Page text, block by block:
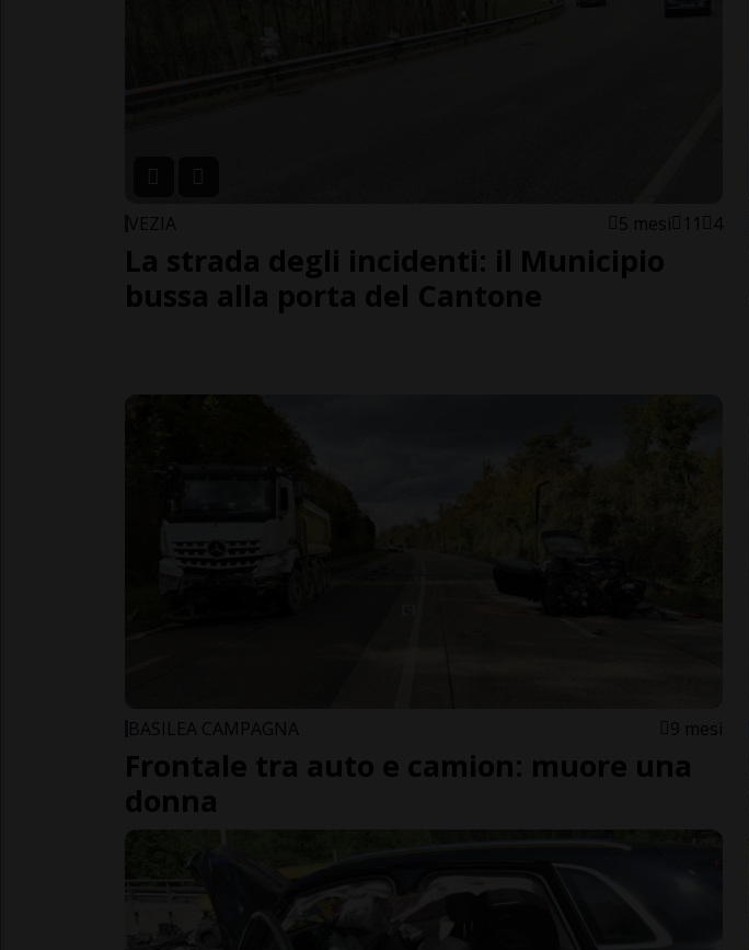
VEZIA 5 mesi 11 4
La strada degli incidenti: il Municipio
bussa alla porta del Cantone
BASILEA CAMPAGNA 9 mesi
Frontale tra auto e camion: muore una
donna